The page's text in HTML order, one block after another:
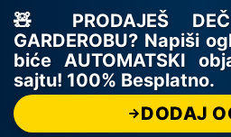
🧸 PRODAJEŠ
GARDEROBU? Napiši
biće AUTOMATSKI
sajtu! 100% Besplatno.
DODAJ